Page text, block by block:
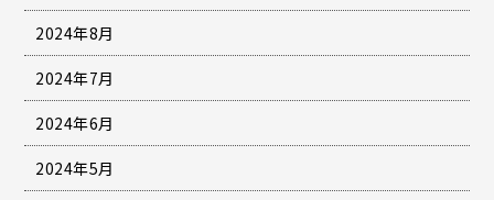
2024年8月
2024年7月
2024年6月
2024年5月